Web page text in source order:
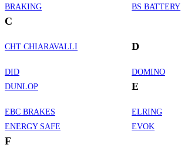
BRAKING
BS BATTERY
C
CHT CHIARAVALLI D
DID
DOMINO
DUNLOP
E
EBC BRAKES
ELRING
ENERGY SAFE
EVOK
F